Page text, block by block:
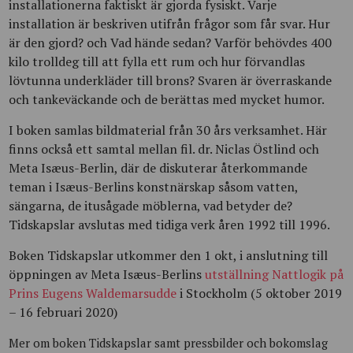
installationerna faktiskt är gjorda fysiskt. Varje
installation är beskriven utifrån frågor som får svar. Hur
är den gjord? och Vad hände sedan? Varför behövdes 400
kilo trolldeg till att fylla ett rum och hur förvandlas
lövtunna underkläder till brons? Svaren är överraskande
och tankeväckande och de berättas med mycket humor.
I boken samlas bildmaterial från 30 års verksamhet. Här
finns också ett samtal mellan fil. dr. Niclas Östlind och
Meta Isæus-Berlin, där de diskuterar återkommande
teman i Isæus-Berlins konstnärskap såsom vatten,
sängarna, de itusågade möblerna, vad betyder de?
Tidskapslar avslutas med tidiga verk åren 1992 till 1996.
Boken Tidskapslar utkommer den 1 okt, i anslutning till
öppningen av Meta Isæus-Berlinsutställning Nattlogik på
Prins Eugens Waldemarsuddei Stockholm (5 oktober 2019
– 16 februari 2020)
Mer om boken Tidskapslar samt pressbilder och bokomslag